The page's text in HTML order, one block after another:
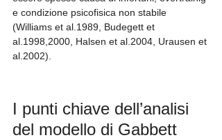
e condizione psicofisica non stabile
(Williams et al.1989, Budegett et
al.1998,2000, Halsen et al.2004, Urausen et
al.2002).
I punti chiave dell’analisi
del modello di Gabbett